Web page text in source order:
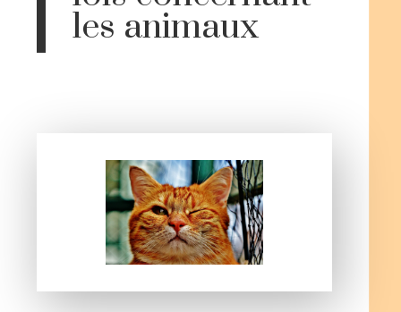
les animaux